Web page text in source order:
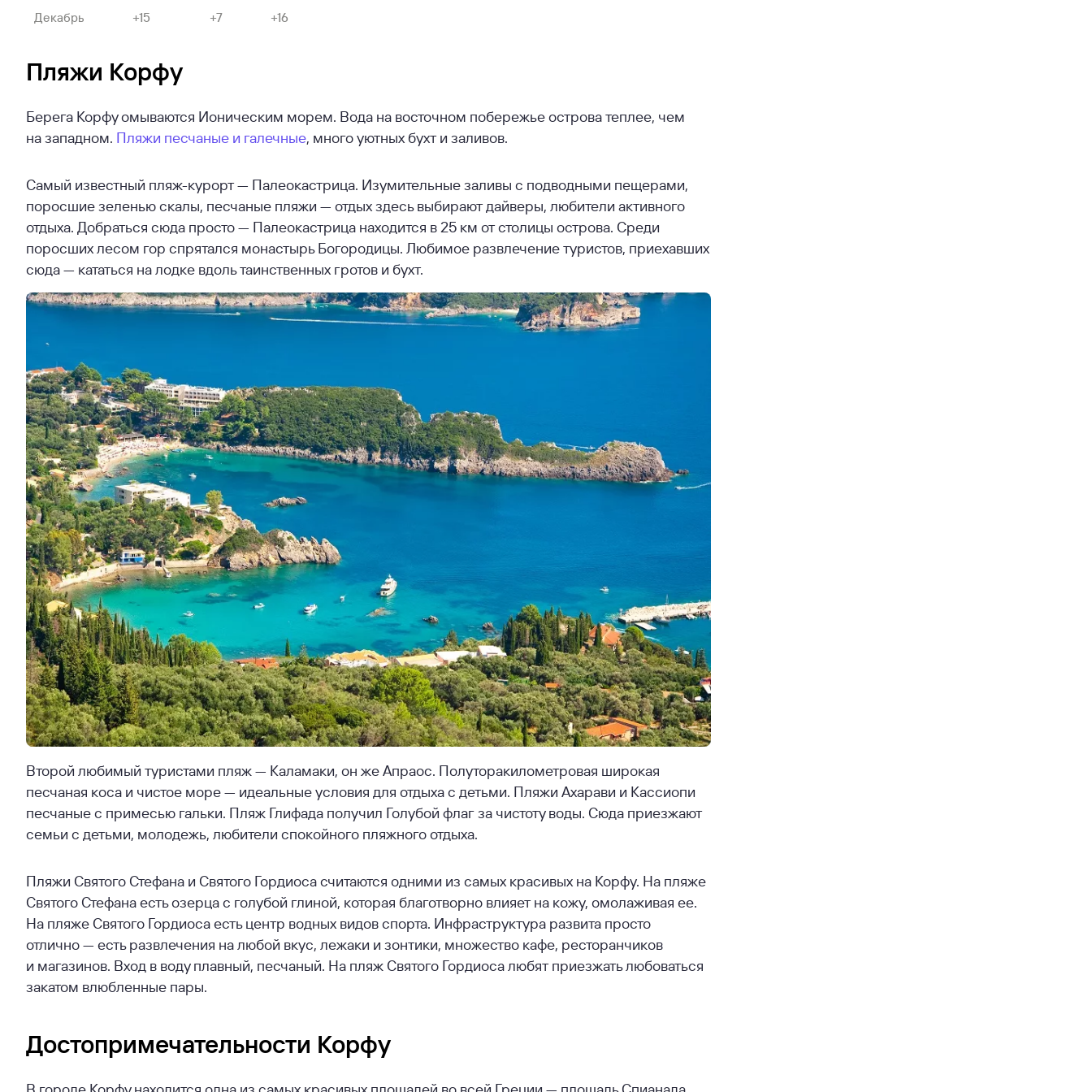
Декабрь
+15 +7 +16
Пляжи Корфу
Берега Корфу омываются Ионическим морем. Вода на восточном побережье острова теплее, чем
на западном. Пляжи песчаные и галечные, много уютных бухт и заливов.
Самый известный пляж-курорт — Палеокастрица. Изумительные заливы с подводными пещерами,
поросшие зеленью скалы, песчаные пляжи — отдых здесь выбирают дайверы, любители активного
отдыха. Добраться сюда просто — Палеокастрица находится в 25 км от столицы острова. Среди
поросших лесом гор спрятался монастырь Богородицы. Любимое развлечение туристов, приехавших
сюда — кататься на лодке вдоль таинственных гротов и бухт.
Второй любимый туристами пляж — Каламаки, он же Апраос. Полуторакилометровая широкая
песчаная коса и чистое море — идеальные условия для отдыха с детьми. Пляжи Ахарави и Кассиопи
песчаные с примесью гальки. Пляж Глифада получил Голубой флаг за чистоту воды. Сюда приезжают
семьи с детьми, молодежь, любители спокойного пляжного отдыха.
Пляжи Святого Стефана и Святого Гордиоса считаются одними из самых красивых на Корфу. На пляже
Святого Стефана есть озерца с голубой глиной, которая благотворно влияет на кожу, омолаживая ее.
На пляже Святого Гордиоса есть центр водных видов спорта. Инфраструктура развита просто
отлично — есть развлечения на любой вкус, лежаки и зонтики, множество кафе, ресторанчиков
и магазинов. Вход в воду плавный, песчаный. На пляж Святого Гордиоса любят приезжать любоваться
закатом влюбленные пары.
Достопримечательности Корфу